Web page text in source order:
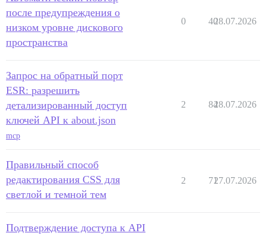
после предупреждения о
низком уровне дискового
пространства
0 4028.07.2026
Запрос на обратный порт
ESR: разрешить
детализированный доступ
ключей API к about.json
mcp
2 8428.07.2026
Правильный способ
редактирования CSS для
светлой и темной тем
2 7127.07.2026
Подтверждение доступа к API